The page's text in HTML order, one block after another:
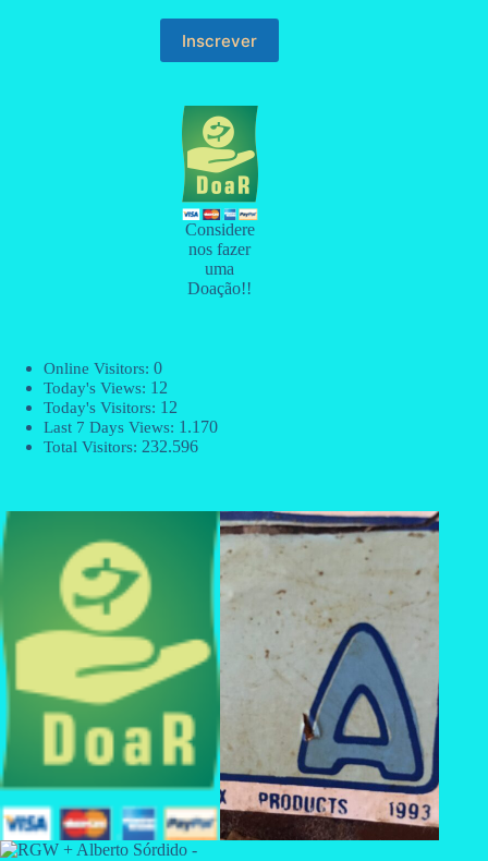
Considere
nos fazer
uma
Doação!!
Online Visitors: 0
Today's Views: 12
Today's Visitors: 12
Last 7 Days Views: 1.170
Total Visitors: 232.596